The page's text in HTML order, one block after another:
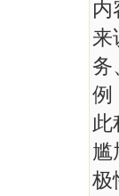
内
来
务
例
此
尴
极